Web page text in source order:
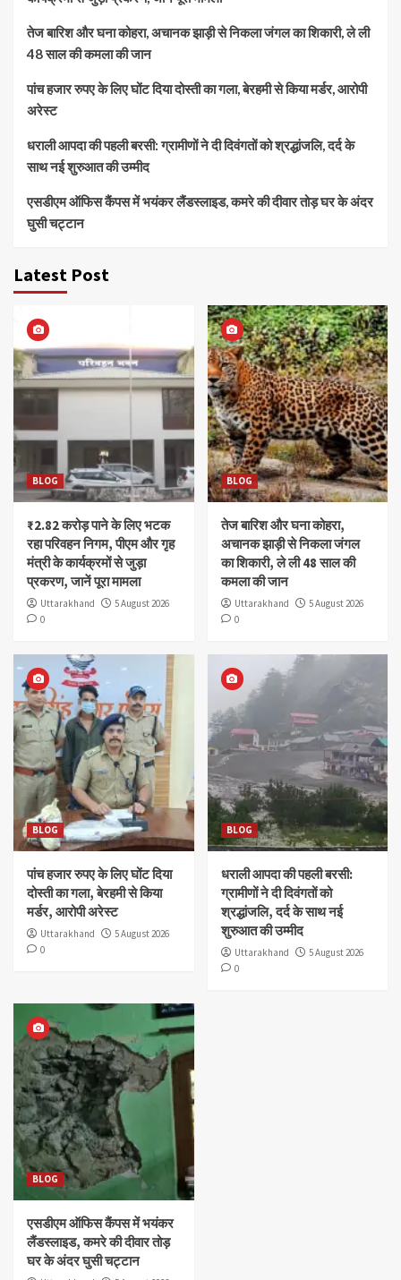
तेज बारिश और घना कोहरा, अचानक झाड़ी से निकला जंगल का शिकारी, ले ली
48 साल की कमला की जान
पांच हजार रुपए के लिए घोंट दिया दोस्ती का गला, बेरहमी से किया मर्डर, आरोपी
अरेस्ट
धराली आपदा की पहली बरसी: ग्रामीणों ने दी दिवंगतों को श्रद्धांजलि, दर्द के
साथ नई शुरुआत की उम्मीद
एसडीएम ऑफिस कैंपस में भयंकर लैंडस्लाइड, कमरे की दीवार तोड़ घर के अंदर
घुसी चट्टान
Latest Post
BLOG
₹2.82 करोड़ पाने के लिए भटक
रहा परिवहन निगम, पीएम और गृह
मंत्री के कार्यक्रमों से जुड़ा
प्रकरण, जानें पूरा मामला
Uttarakhand
5 August 2026
0
BLOG
तेज बारिश और घना कोहरा,
अचानक झाड़ी से निकला जंगल
का शिकारी, ले ली 48 साल की
कमला की जान
Uttarakhand
5 August 2026
0
BLOG
पांच हजार रुपए के लिए घोंट दिया
दोस्ती का गला, बेरहमी से किया
मर्डर, आरोपी अरेस्ट
Uttarakhand
5 August 2026
0
BLOG
धराली आपदा की पहली बरसी:
ग्रामीणों ने दी दिवंगतों को
श्रद्धांजलि, दर्द के साथ नई
शुरुआत की उम्मीद
Uttarakhand
5 August 2026
0
BLOG
एसडीएम ऑफिस कैंपस में भयंकर
लैंडस्लाइड, कमरे की दीवार तोड़
घर के अंदर घुसी चट्टान